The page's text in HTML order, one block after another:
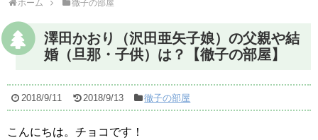
ホーム 徹子の部屋
澤田かおり（沢田亜矢子娘）の父親や結
婚（旦那・子供）は？【徹子の部屋】
2018/9/11 2018/9/13 徹子の部屋
こんにちは。チョコです！